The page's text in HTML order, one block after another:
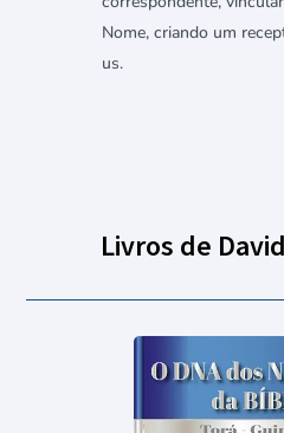
Nome, criando um
us.
Livros de